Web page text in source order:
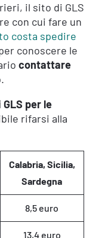
il sito di GLS
con cui fare un
costa spedire
conoscere le
contattare
GLS per le
rifarsi alla
Calabria, Sicilia,
Sardegna
8,5 euro
13,4 euro